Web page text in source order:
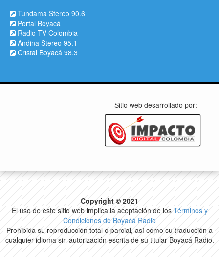
Tundama Stereo 90.6
Portal Boyacá
Radio TV Colombia
Andina Stereo 95.1
Cristal Boyacá 98.3
Sitio web desarrollado por:
Copyright © 2021
El uso de este sitio web implica la aceptación de los Términos y
Condiciones de Boyacá Radio
Prohibida su reproducción total o parcial, así como su traducción a
cualquier idioma sin autorización escrita de su titular Boyacá Radio.